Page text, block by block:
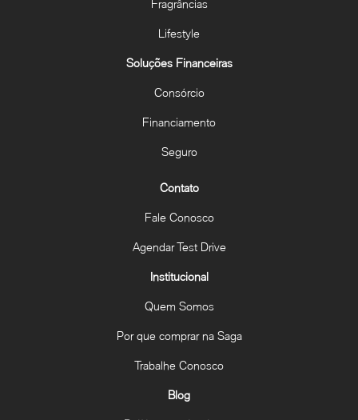
Fragrâncias
Lifestyle
Soluções Financeiras
Consórcio
Financiamento
Seguro
Contato
Fale Conosco
Agendar Test Drive
Institucional
Quem Somos
Por que comprar na Saga
Trabalhe Conosco
Blog